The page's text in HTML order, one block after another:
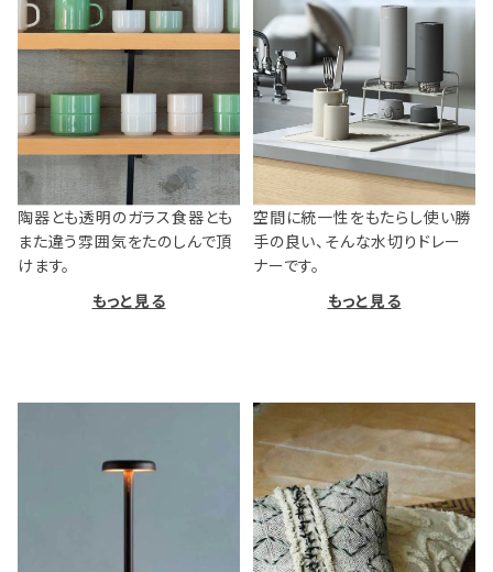
陶器とも透明のガラス食器とも
また違う雰囲気をたのしんで頂
けます。
もっと見る
空間に統一性をもたらし使い勝
手の良い、そんな水切りドレー
ナーです。
もっと見る